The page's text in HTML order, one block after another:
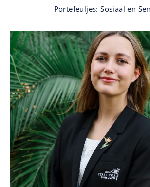
Portefeuljes: Sosiaal en